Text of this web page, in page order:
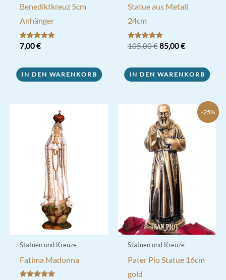
Benediktkreuz 5cm
Anhänger
Bewertet
mit
7,00€
IN DEN WARENKORB
Statue aus Metall
24cm
Bewertet mit
105,00€ Ursprünglicher
105,00 €
85,00€Aktueller
85,00 €.
IN DEN WARENKORB
Statuen und Kreuze
Fatima Madonna
-25%
Statuen und Kreuze
Pater Pio Statue 16cm
gold